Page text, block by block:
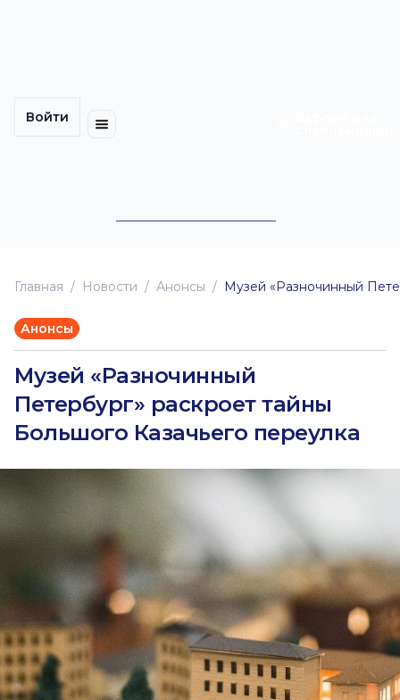
Войти
Главная Новоcти Анонсы Музей «Разночинный
Анонсы
Музей «Разночинный
Петербург» раскроет тайны
Большого Казачьего переулка